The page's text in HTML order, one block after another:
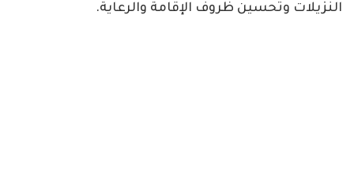
النزيلات وتحسين ظروف الإقامة والرعاية.